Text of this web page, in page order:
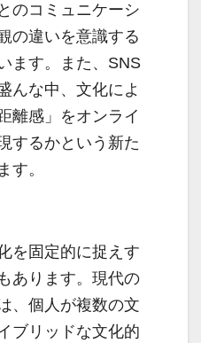
のコミュニケーシ
の違いを意識する
ます。また、SNS
んな中、文化によ
離感」をオンライ
するかという新た
す。
を固定的に捉えす
あります。現代の
、個人が複数の文
ブリッドな文化的